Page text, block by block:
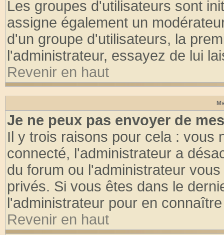
Les groupes d'utilisateurs sont
assigne également un
d'un groupe d'utilisateurs, la
l'administrateur, essayez de lui
Revenir en haut
Je ne peux pas envoyer de
Il y trois raisons pour cela : vous
connecté, l'administrateur a
du forum ou l'administrateur
privés. Si vous êtes dans le
l'administrateur pour en
Revenir en haut